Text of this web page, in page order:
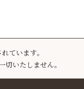
ています。
いたしません。